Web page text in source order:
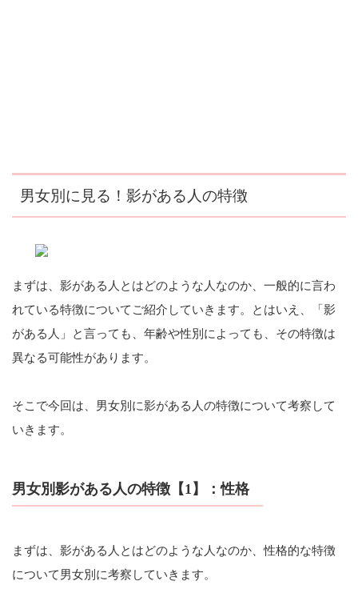
男女別に見る！影がある人の特徴
まずは、影がある人とはどのような人なのか、一般的に言わ
れている特徴についてご紹介していきます。とはいえ、「影
がある人」と言っても、年齢や性別によっても、その特徴は
異なる可能性があります。
そこで今回は、男女別に影がある人の特徴について考察して
いきます。
男女別影がある人の特徴【1】：性格
まずは、影がある人とはどのような人なのか、性格的な特徴
について男女別に考察していきます。